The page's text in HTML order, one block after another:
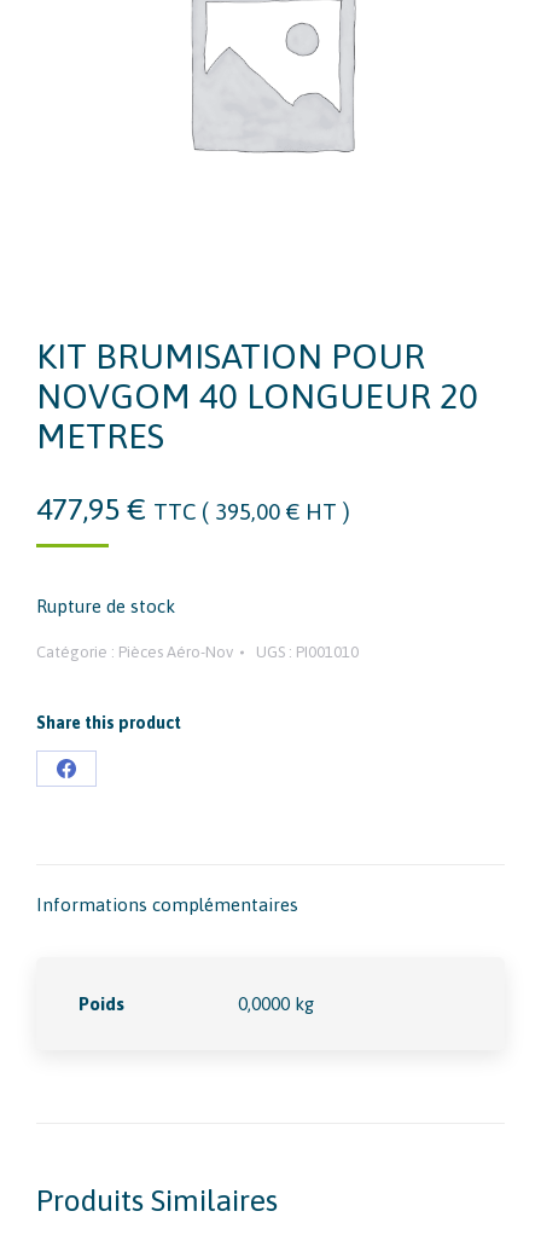
KIT BRUMISATION POUR
NOVGOM 40 LONGUEUR 20
METRES
477,95 € TTC ( 395,00 € HT )
Rupture de stock
Catégorie : Pièces Aéro-Nov UGS : PI001010
Share this product
Partager
Informations complémentaires
Poids 0,0000 kg
Produits Similaires